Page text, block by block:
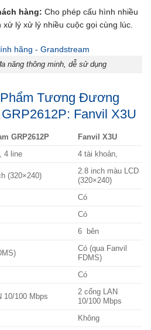
hàng: Cho phép cấu hình nhiều
lý xử lý nhiều cuộc gọi cùng lúc.
năng thông minh, dễ sử dụng
Tương Đương
Fanvil X3U
GRP2612P Fanvil X3U
4 line 4 tài khoản,
(320×240)
2.8 inch màu LCD
(320×240)
Có
Có
6 bên
Có (qua Fanvil
FDMS)
Có
10/100 Mbps
2 cổng LAN
10/100 Mbps
Không